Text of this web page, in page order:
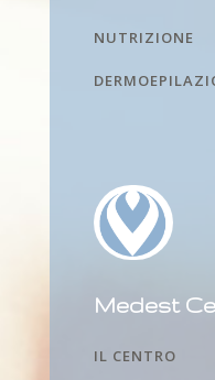
NUTRIZIONE
Medest
IL CENTRO